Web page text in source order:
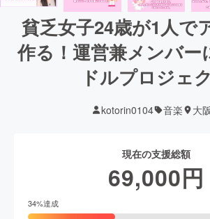
貧乏女子24歳が1人で
作る！運営兼メンバー
ドルプロジェ
kotorin0104 音楽 大
現在の支援総額
69,000円
34%達成